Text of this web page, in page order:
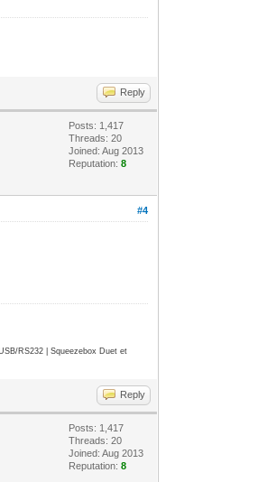
Reply
Posts: 1,417
Threads: 20
Joined: Aug 2013
Reputation:8
#4
RS232 | Squeezebox Duet et
Reply
Posts: 1,417
Threads: 20
Joined: Aug 2013
Reputation:8